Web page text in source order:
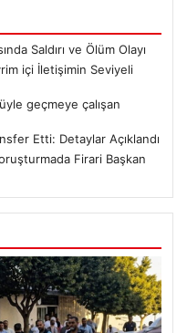
Saldırı ve Ölüm Olayı
içi İletişimin Seviyeli
geçmeye çalışan
Etti: Detaylar Açıklandı
Firari Başkan